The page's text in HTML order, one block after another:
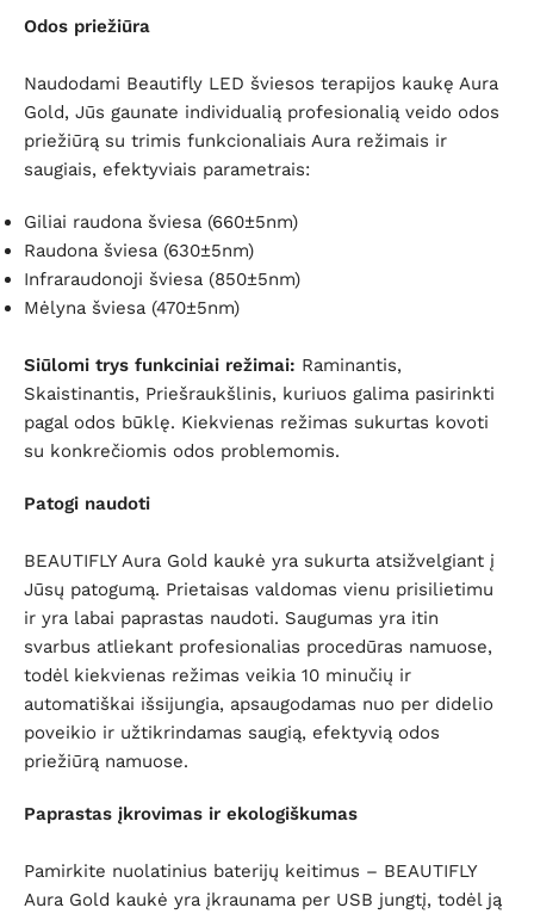
Odos priežiūra
Naudodami Beautifly LED šviesos terapijos kaukę Aura
Gold, Jūs gaunate individualią profesionalią veido odos
priežiūrą su trimis funkcionaliais Aura režimais ir
saugiais, efektyviais parametrais:
Giliai raudona šviesa (660±5nm)
Raudona šviesa (630±5nm)
Infraraudonoji šviesa (850±5nm)
Mėlyna šviesa (470±5nm)
Siūlomi trys funkciniai režimai: Raminantis,
Skaistinantis, Priešraukšlinis, kuriuos galima pasirinkti
pagal odos būklę. Kiekvienas režimas sukurtas kovoti
su konkrečiomis odos problemomis.
Patogi naudoti
BEAUTIFLY Aura Gold kaukė yra sukurta atsižvelgiant į
Jūsų patogumą. Prietaisas valdomas vienu prisilietimu
ir yra labai paprastas naudoti. Saugumas yra itin
svarbus atliekant profesionalias procedūras namuose,
todėl kiekvienas režimas veikia 10 minučių ir
automatiškai išsijungia, apsaugodamas nuo per didelio
poveikio ir užtikrindamas saugią, efektyvią odos
priežiūrą namuose.
Paprastas įkrovimas ir ekologiškumas
Pamirkite nuolatinius baterijų keitimus – BEAUTIFLY
Aura Gold kaukė yra įkraunama per USB jungtį, todėl ją